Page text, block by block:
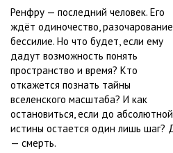
Ренфру — последний человек. Его
ждёт одиночество,
бессилие. Но что будет, если ему
дадут возможность понять
пространство и время? Кто
откажется познать тайны
вселенского масштаба? И как
остановиться, если до абсолютной
истины остается один лишь шаг?
— смерть.